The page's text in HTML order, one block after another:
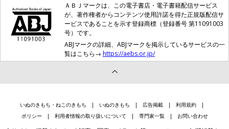
ＡＢＪマークは、この電子書店・電子書籍配信サービス
が、著作権者からコンテンツ使用許諾を得た正規版配信サ
ービスであることを示す登録商標（登録番号 第11091003
号）です。
ABJマークの詳細、ABJマークを掲示しているサービスの一
覧はこちら→ https://aebs.or.jp/
いぬのきもち・ねこのきもち いぬのきもち 広告掲載
利用規約
ポリシー
利用者情報の取り扱いについて 専門家一覧 お問い合わせ